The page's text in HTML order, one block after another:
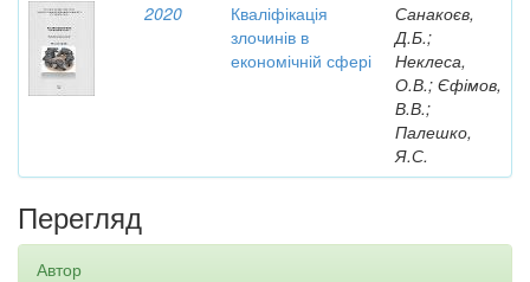
2020
Кваліфікація
злочинів в
економічній сфері
Санакоєв,
Д.Б.;
Неклеса,
О.В.; Єфімов,
В.В.;
Палешко,
Я.С.
Перегляд
Автор